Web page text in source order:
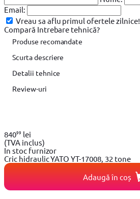
Email:
Vreau sa aflu primul ofertele zilnice!
Compară Intrebare tehnică?
Produse recomandate
Scurta descriere
Detalii tehnice
Review-uri
84099 lei
(TVA inclus)
In stoc furnizor
Cric hidraulic YATO YT-17008, 32 tone
Adaugă în coș